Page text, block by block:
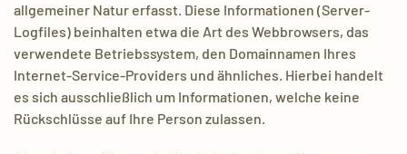
allgemeiner Natur erfasst. Diese Informationen (Server-
Logfiles) beinhalten etwa die Art des Webbrowsers, das
verwendete Betriebssystem, den Domainnamen Ihres
Internet-Service-Providers und ähnliches. Hierbei handelt
es sich ausschließlich um Informationen, welche keine
Rückschlüsse auf Ihre Person zulassen.